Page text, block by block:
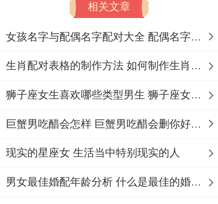
个科技博主直播可能暗示着政策调整。
记得把自动交易阈值调高5%、下午三点十
止损操作！
下班路上别忽视便利店抽奖活动！
虽然平时都是"谢谢惠顾",但今天收银台旁边
出张被前顾客遗漏的末等奖。
别嫌弃五元抵用券，用它换购的柠檬味口香
相关文章
女孩名字与配偶名字配对大全 配偶名字配对女孩版
生肖配对表格的制作方法 如何制作生肖配对表格
狮子座女生喜欢哪些类型男生 狮子座女生喜欢哪种男生
巨蟹男吃醋会怎样 巨蟹男吃醋会删你好友吗
现实的星座女 生活当中特别现实的人
男女最佳婚配年龄分析 什么是最佳的婚配年龄吗